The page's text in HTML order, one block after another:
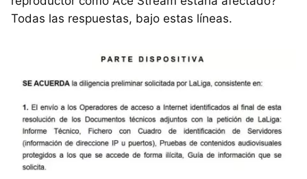
Todas las respuestas, bajo estas líneas.